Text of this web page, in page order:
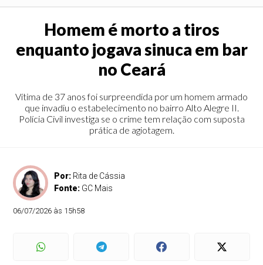
Homem é morto a tiros
enquanto jogava sinuca em bar
no Ceará
Vítima de 37 anos foi surpreendida por um homem armado
que invadiu o estabelecimento no bairro Alto Alegre II.
Polícia Civil investiga se o crime tem relação com suposta
prática de agiotagem.
Por: Rita de Cássia
Fonte: GC Mais
06/07/2026 às 15h58